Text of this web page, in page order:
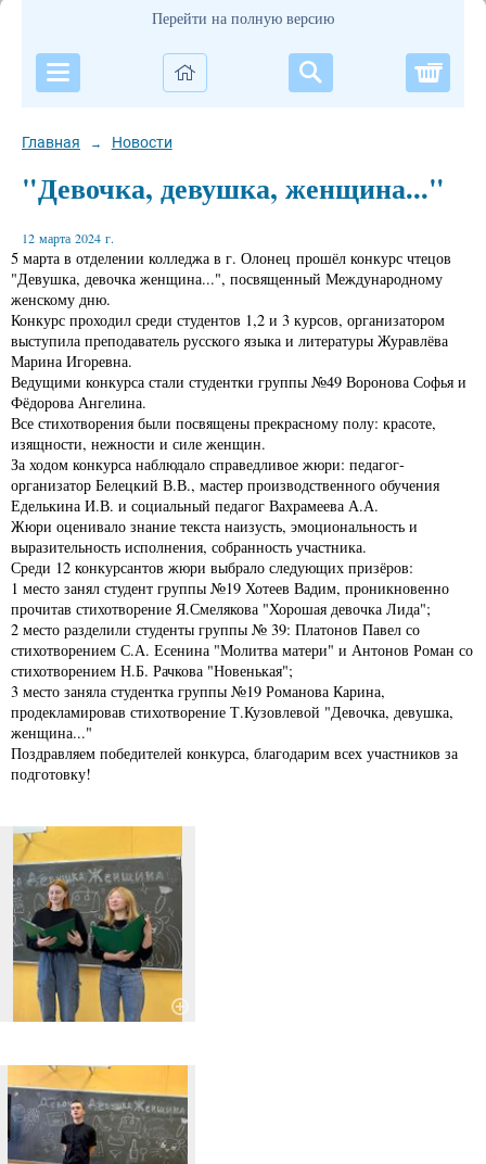
Перейти на полную версию
Главная → Новости
"Девочка, девушка, женщина..."
12 марта 2024 г.
5 марта в отделении колледжа в г. Олонец прошёл конкурс чтецов
"Девушка, девочка женщина...", посвященный Международному
женскому дню.
Конкурс проходил среди студентов 1,2 и 3 курсов, организатором
выступила преподаватель русского языка и литературы Журавлёва
Марина Игоревна.
Ведущими конкурса стали студентки группы №49 Воронова Софья и
Фёдорова Ангелина.
Все стихотворения были посвящены прекрасному полу: красоте,
изящности, нежности и силе женщин.
За ходом конкурса наблюдало справедливое жюри: педагог-
организатор Белецкий В.В., мастер производственного обучения
Еделькина И.В. и социальный педагог Вахрамеева А.А.
Жюри оценивало знание текста наизусть, эмоциональность и
выразительность исполнения, собранность участника.
Среди 12 конкурсантов жюри выбрало следующих призёров:
1 место занял студент группы №19 Хотеев Вадим, проникновенно
прочитав стихотворение Я.Смелякова "Хорошая девочка Лида";
2 место разделили студенты группы № 39: Платонов Павел со
стихотворением С.А. Есенина "Молитва матери" и Антонов Роман со
стихотворением Н.Б. Рачкова "Новенькая";
3 место заняла студентка группы №19 Романова Карина,
продекламировав стихотворение Т.Кузовлевой "Девочка, девушка,
женщина..."
Поздравляем победителей конкурса, благодарим всех участников за
подготовку!